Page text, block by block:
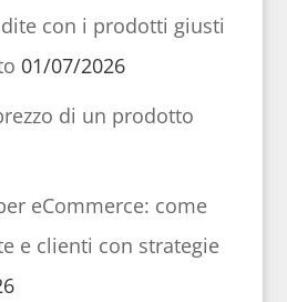
con i prodotti giusti
01/07/2026
di un prodotto
eCommerce: come
e clienti con strategie